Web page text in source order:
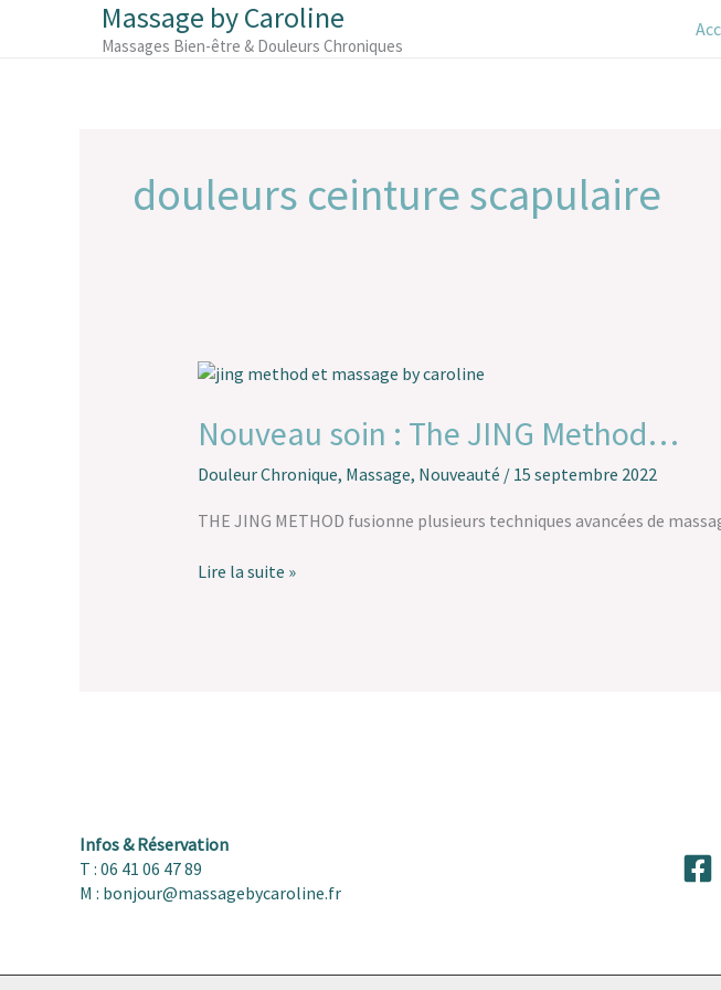
Massage by Caroline
Massages Bien-être & Douleurs Chroniques
douleurs ceinture scapulaire
Nouveau soin : The JING Method…
Douleur Chronique, Massage, Nouveauté / 15 septembre 2022
THE JING METHOD fusionne plusieurs techniques avancées de
Nouveau
The
JING
Lire la suite »
Infos & Réservation
T : 06 41 06 47 89
M : bonjour@massagebycaroline.fr